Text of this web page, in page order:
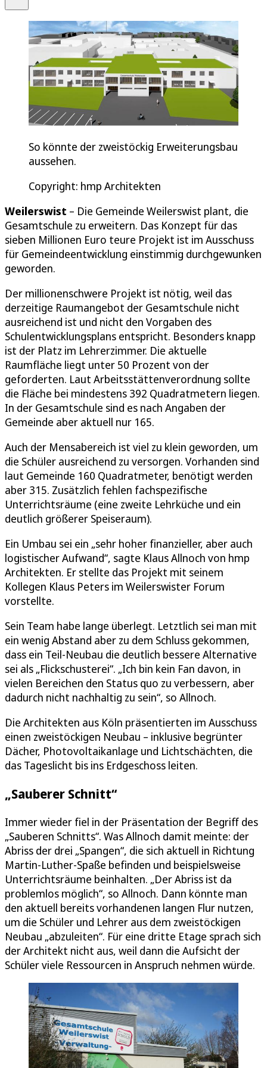
So könnte der zweistöckig Erweiterungsbau
aussehen.
Copyright: hmp Architekten
Weilerswist – Die Gemeinde Weilerswist plant, die
Gesamtschule zu erweitern. Das Konzept für das
sieben Millionen Euro teure Projekt ist im Ausschuss
für Gemeindeentwicklung einstimmig durchgewunken
geworden.
Der millionenschwere Projekt ist nötig, weil das
derzeitige Raumangebot der Gesamtschule nicht
ausreichend ist und nicht den Vorgaben des
Schulentwicklungsplans entspricht. Besonders knapp
ist der Platz im Lehrerzimmer. Die aktuelle
Raumfläche liegt unter 50 Prozent von der
geforderten. Laut Arbeitsstättenverordnung sollte
die Fläche bei mindestens 392 Quadratmetern liegen.
In der Gesamtschule sind es nach Angaben der
Gemeinde aber aktuell nur 165.
Auch der Mensabereich ist viel zu klein geworden, um
die Schüler ausreichend zu versorgen. Vorhanden sind
laut Gemeinde 160 Quadratmeter, benötigt werden
aber 315. Zusätzlich fehlen fachspezifische
Unterrichtsräume (eine zweite Lehrküche und ein
deutlich größerer Speiseraum).
Ein Umbau sei ein „sehr hoher finanzieller, aber auch
logistischer Aufwand“, sagte Klaus Allnoch von hmp
Architekten. Er stellte das Projekt mit seinem
Kollegen Klaus Peters im Weilerswister Forum
vorstellte.
Sein Team habe lange überlegt. Letztlich sei man mit
ein wenig Abstand aber zu dem Schluss gekommen,
dass ein Teil-Neubau die deutlich bessere Alternative
sei als „Flickschusterei“. „Ich bin kein Fan davon, in
vielen Bereichen den Status quo zu verbessern, aber
dadurch nicht nachhaltig zu sein“, so Allnoch.
Die Architekten aus Köln präsentierten im Ausschuss
einen zweistöckigen Neubau – inklusive begrünter
Dächer, Photovoltaikanlage und Lichtschächten, die
das Tageslicht bis ins Erdgeschoss leiten.
„Sauberer Schnitt“
Immer wieder fiel in der Präsentation der Begriff des
„Sauberen Schnitts“. Was Allnoch damit meinte: der
Abriss der drei „Spangen“, die sich aktuell in Richtung
Martin-Luther-Spaße befinden und beispielsweise
Unterrichtsräume beinhalten. „Der Abriss ist da
problemlos möglich“, so Allnoch. Dann könnte man
den aktuell bereits vorhandenen langen Flur nutzen,
um die Schüler und Lehrer aus dem zweistöckigen
Neubau „abzuleiten“. Für eine dritte Etage sprach sich
der Architekt nicht aus, weil dann die Aufsicht der
Schüler viele Ressourcen in Anspruch nehmen würde.